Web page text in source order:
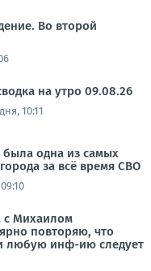
Во второй
на утро 09.08.26
10:11
одна из самых
за всё время СВО
Михаилом
повторяю, что
любую инф-ию следует